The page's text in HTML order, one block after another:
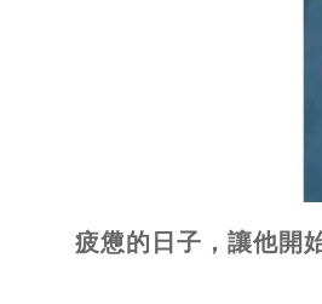
疲憊的日子，讓他開